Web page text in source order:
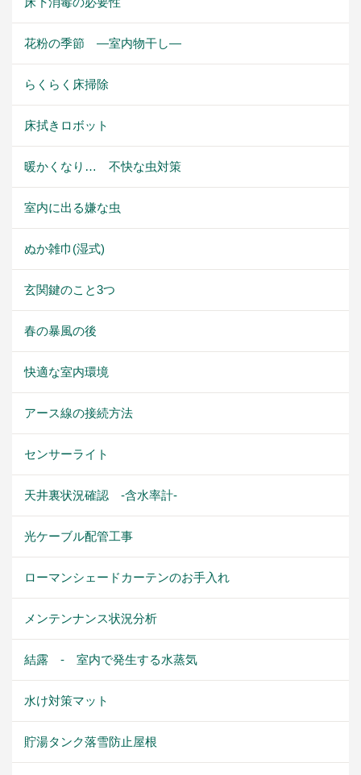
花粉の季節 ―室内物干し―
らくらく床掃除
床拭きロボット
暖かくなり… 不快な虫対策
室内に出る嫌な虫
ぬか雑巾(湿式)
玄関鍵のこと3つ
春の暴風の後
快適な室内環境
アース線の接続方法
センサーライト
天井裏状況確認 -含水率計-
光ケーブル配管工事
ローマンシェードカーテンのお手入れ
メンテンナンス状況分析
結露 - 室内で発生する水蒸気
水け対策マット
貯湯タンク落雪防止屋根